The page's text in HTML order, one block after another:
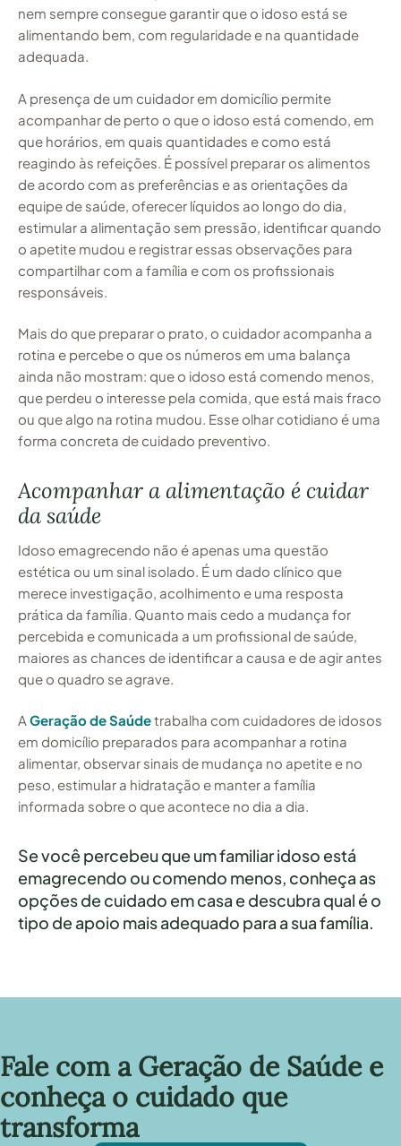
nem sempre consegue garantir que o idoso está se
alimentando bem, com regularidade e na quantidade
adequada.
A presença de um cuidador em domicílio permite
acompanhar de perto o que o idoso está comendo, em
que horários, em quais quantidades e como está
reagindo às refeições. É possível preparar os alimentos
de acordo com as preferências e as orientações da
equipe de saúde, oferecer líquidos ao longo do dia,
estimular a alimentação sem pressão, identificar quando
o apetite mudou e registrar essas observações para
compartilhar com a família e com os profissionais
responsáveis.
Mais do que preparar o prato, o cuidador acompanha a
rotina e percebe o que os números em uma balança
ainda não mostram: que o idoso está comendo menos,
que perdeu o interesse pela comida, que está mais fraco
ou que algo na rotina mudou. Esse olhar cotidiano é uma
forma concreta de cuidado preventivo.
Acompanhar a alimentação é cuidar
da saúde
Idoso emagrecendo não é apenas uma questão
estética ou um sinal isolado. É um dado clínico que
merece investigação, acolhimento e uma resposta
prática da família. Quanto mais cedo a mudança for
percebida e comunicada a um profissional de saúde,
maiores as chances de identificar a causa e de agir antes
que o quadro se agrave.
A Geração de Saúdetrabalha com cuidadores de idosos
em domicílio preparados para acompanhar a rotina
alimentar, observar sinais de mudança no apetite e no
peso, estimular a hidratação e manter a família
informada sobre o que acontece no dia a dia.
Se você percebeu que um familiar idoso está
emagrecendo ou comendo menos, conheça as
opções de cuidado em casa e descubra qual é o
tipo de apoio mais adequado para a sua família.
Fale com a Geração de Saúde e
conheça o cuidado que
transforma